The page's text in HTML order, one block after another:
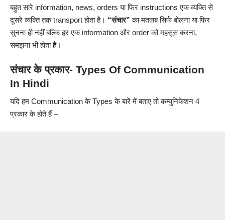
बहुत सारे information, news, orders या फिर instructions एक व्यक्ति से
दूसरे व्यक्ति तक transport होता है। “संचार” का मतलब सिर्फ बोलना या फिर
सुनना ही नहीं बल्कि हर एक information और order को महसूस करना,
समझना भी होताहै।
संचार के प्रकार- Types Of Communication
In Hindi
यदि हम Communication के Types के बारें में बताए तो कम्युनिकेशन 4
प्रकार के होते हैं –